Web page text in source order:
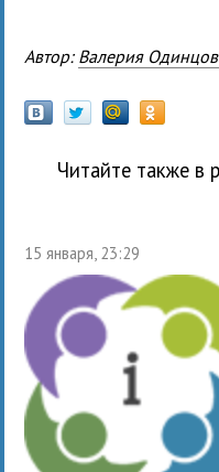
Автор: Валерия
Читайте также в
15 января, 23:29